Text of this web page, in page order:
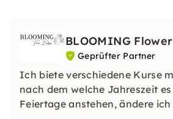
BLOOMING
Geprüfter Partner
Ich biete verschiedene Kurse
nach dem welche Jahreszeit
Feiertage anstehen, ändere